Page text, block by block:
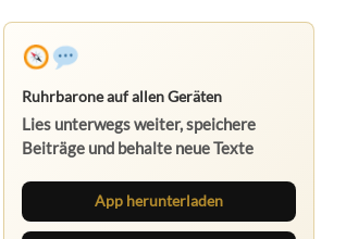
Ruhrbarone auf allen Geräten
Lies unterwegs weiter, speichere
Beiträge und behalte neue Texte
App herunterladen